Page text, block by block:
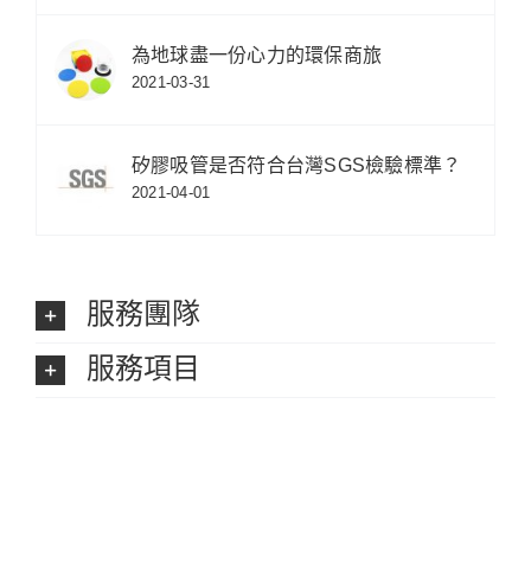
為地球盡一份心力的環保商旅
2021-03-31
矽膠吸管是否符合台灣SGS檢驗標準？
2021-04-01
服務團隊
服務項目